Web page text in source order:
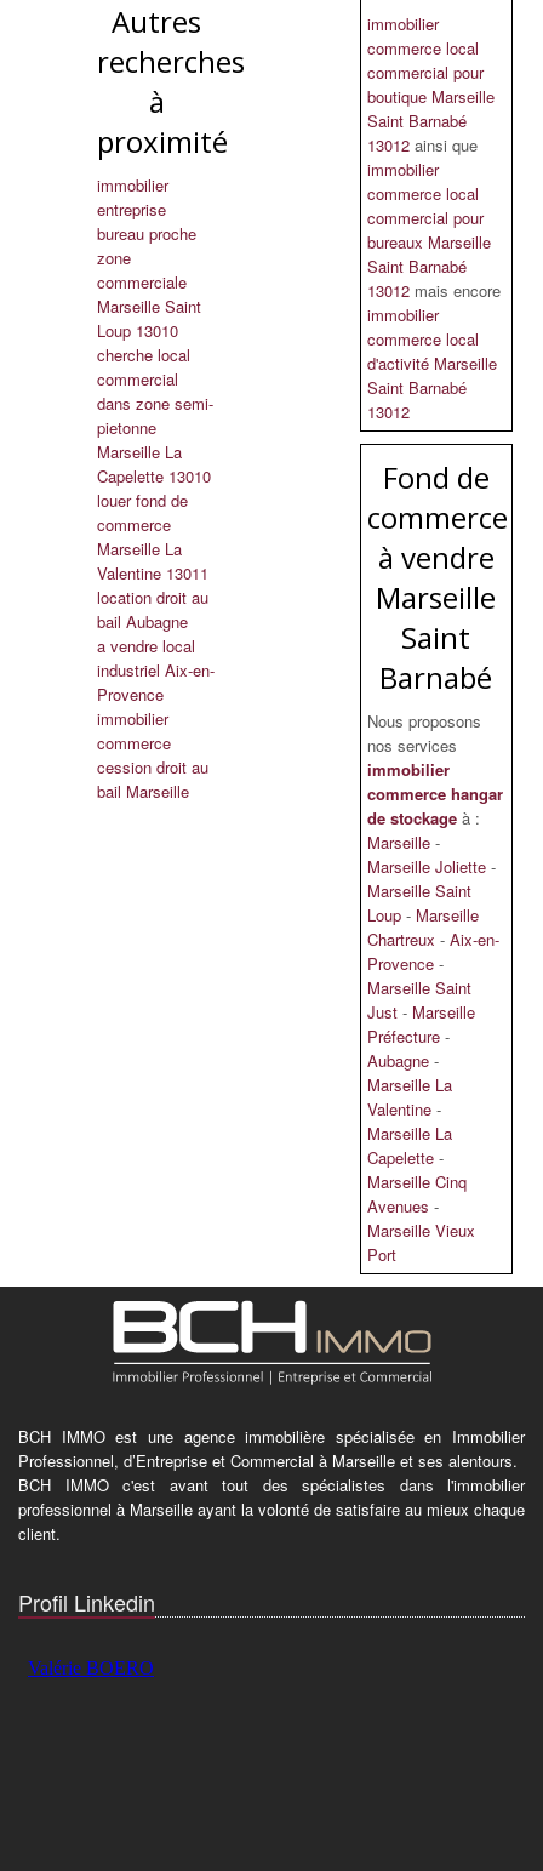
Autres
recherches
à
proximité
immobilier
entreprise
bureau proche
zone
commerciale
Marseille Saint
Loup 13010
cherche local
commercial
dans zone semi-
pietonne
Marseille La
Capelette 13010
louer fond de
commerce
Marseille La
Valentine 13011
location droit au
bail Aubagne
a vendre local
industriel Aix-en-
Provence
immobilier
commerce
cession droit au
bail Marseille
immobilier
commerce local
commercial pour
boutique Marseille
Saint Barnabé
13012 ainsi que
immobilier
commerce local
commercial pour
bureaux Marseille
Saint Barnabé
13012 mais encore
immobilier
commerce local
d'activité Marseille
Saint Barnabé
13012
Fond de
commerce
à vendre
Marseille
Saint
Barnabé
Nous proposons
nos services
immobilier
commerce hangar
de stockageà :
Marseille -
Marseille Joliette -
Marseille Saint
Loup - Marseille
Chartreux - Aix-en-
Provence -
Marseille Saint
Just - Marseille
Préfecture -
Aubagne -
Marseille La
Valentine -
Marseille La
Capelette -
Marseille Cinq
Avenues -
Marseille Vieux
Port
BCH IMMO est une agence immobilière spécialisée en Immobilier
Professionnel, d’Entreprise et Commercial à Marseille et ses alentours.
BCH IMMO c'est avant tout des spécialistes dans l'immobilier
professionnel à Marseille ayant la volonté de satisfaire au mieux chaque
client.
Profil Linkedin